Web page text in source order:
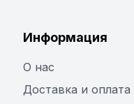
Информация
О нас
Доставка и оплата